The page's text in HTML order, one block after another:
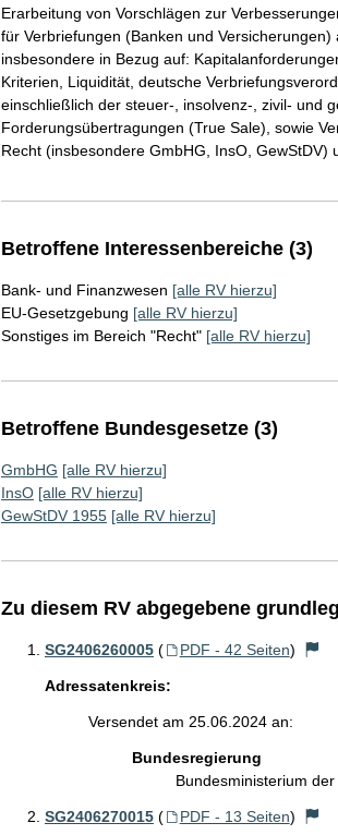
Erarbeitung von Vorschlägen zur
für Verbriefungen (Banken und
insbesondere in Bezug auf:
Kriterien, Liquidität, deutsche
einschließlich der steuer-, insolvenz-, zivil- und
Forderungsübertragungen (True Sale), sowie
Recht (insbesondere GmbHG, InsO, GewStDV)
Betroffene Interessenbereiche (3)
Bank- und Finanzwesen [alle RV hierzu]
EU-Gesetzgebung [alle RV hierzu]
Sonstiges im Bereich "Recht" [alle RV hierzu]
Betroffene Bundesgesetze (3)
GmbHG [alle RV hierzu]
InsO [alle RV hierzu]
GewStDV 1955 [alle RV hierzu]
Zu diesem RV abgegebene
SG2406260005 ( PDF - 42 Seiten)
Adressatenkreis:
Versendet am 25.06.2024 an:
Bundesregierung
Bundesministerium
SG2406270015 ( PDF - 13 Seiten)